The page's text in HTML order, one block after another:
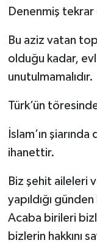
Denenmiş
Bu aziz vatan
olduğu kadar,
unutulmamalıdır.
Türk’ün
İslam’ın
ihanettir.
Biz şehit aileleri
yapıldığı
Acaba birileri
bizlerin hakkını